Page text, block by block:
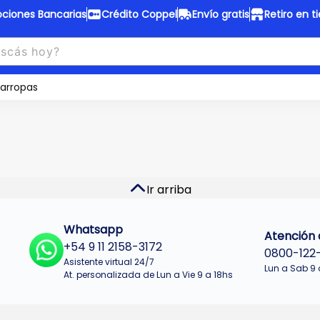
Bancarias Crédito Coppel Envío gratis Retiro en
Coppel
fijas en ropa y 12 en
Envío gratis
Ir arriba
Whatsapp
+54 9 11 2158-3172
Asistente virtual 24/7
At. personalizada de Lun a Vie 9 a 18hs
Atención
0800-
Lun a Sab 9